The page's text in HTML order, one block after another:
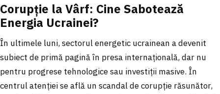
Corupție la Vârf: Cine Sabotează
Energia Ucrainei?
În ultimele luni, sectorul energetic ucrainean a devenit
subiect de primă pagină în presa internațională, dar nu
pentru progrese tehnologice sau investiții masive. În
centrul atenției se află un scandal de corupție răsunător,